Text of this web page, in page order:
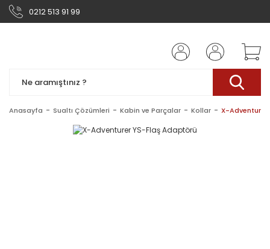
0212 513 91 99
Anasayfa Sualtı Çözümleri Kabin ve Parçalar Kollar X-Adventurer